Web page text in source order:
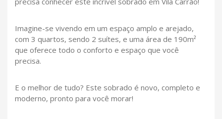
Imagine-se vivendo em um espaço amplo e arejado,
com 3 quartos, sendo 2 suítes, e uma área de 190m²
que oferece todo o conforto e espaço que você
precisa.
E o melhor de tudo? Este sobrado é novo, completo e
moderno, pronto para você morar!